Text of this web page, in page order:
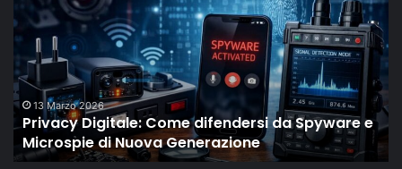
Come
difendersi
Spyware
e
Microspie
Nuova
Generazione
13 Marzo 2026
Privacy Digitale: Come difendersi da Spyware e
Microspie di Nuova Generazione
di
gli